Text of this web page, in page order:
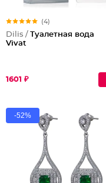
(4)
Dilis / Туалетная вода
Vivat
1601 ₽
-52%